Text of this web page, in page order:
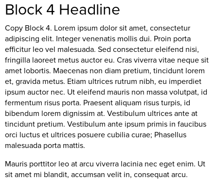
Block 4 Headline
Copy Block 4. Lorem ipsum dolor sit amet, consectetur
adipiscing elit. Integer venenatis mollis dui. Proin porta
efficitur leo vel malesuada. Sed consectetur eleifend nisi,
fringilla laoreet metus auctor eu. Cras viverra vitae neque sit
amet lobortis. Maecenas non diam pretium, tincidunt lorem
et, gravida metus. Etiam ultrices rutrum nibh, eu imperdiet
ipsum auctor nec. Ut eleifend mauris non massa volutpat, id
fermentum risus porta. Praesent aliquam risus turpis, id
bibendum lorem dignissim at. Vestibulum ultrices ante at
tincidunt pretium. Vestibulum ante ipsum primis in faucibus
orci luctus et ultrices posuere cubilia curae; Phasellus
malesuada porta mattis.
Mauris porttitor leo at arcu viverra lacinia nec eget enim. Ut
sit amet mi blandit, accumsan velit in, consequat arcu.